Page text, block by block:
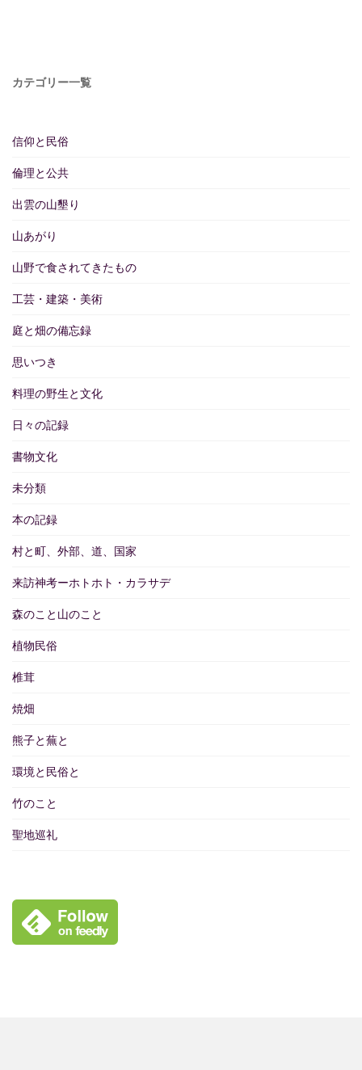
カテゴリー一覧
信仰と民俗
倫理と公共
出雲の山墾り
山あがり
山野で食されてきたもの
工芸・建築・美術
庭と畑の備忘録
思いつき
料理の野生と文化
日々の記録
書物文化
未分類
本の記録
村と町、外部、道、国家
来訪神考ーホトホト・カラサデ
森のこと山のこと
植物民俗
椎茸
焼畑
熊子と蕪と
環境と民俗と
竹のこと
聖地巡礼